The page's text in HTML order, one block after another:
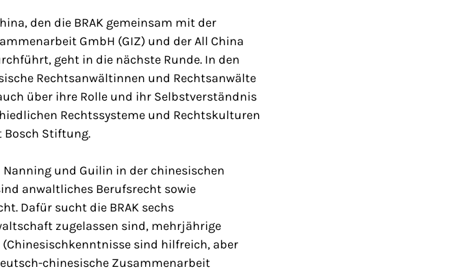
den die BRAK gemeinsam mit der
GmbH (GIZ) und der All China
geht in die nächste Runde. In den
Rechtsanwältinnen und Rechtsanwälte
über ihre Rolle und ihr Selbstverständnis
Rechtssysteme und Rechtskulturen
Bosch Stiftung.
Nanning und Guilin in der chinesischen
anwaltliches Berufsrecht sowie
Dafür sucht die BRAK sechs
zugelassen sind, mehrjährige
sind hilfreich, aber
chinesische Zusammenarbeit